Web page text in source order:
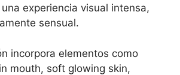
experiencia visual intensa,
sensual.
incorpora elementos como
mouth, soft glowing skin,